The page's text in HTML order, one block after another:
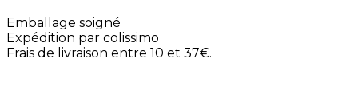
Emballage soigné
Expédition par colissimo
Frais de livraison entre 10 et 37€.